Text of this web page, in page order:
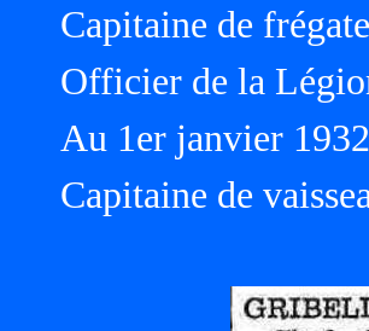
Capitaine de
Officier de la
Au 1er janvier
Capitaine de